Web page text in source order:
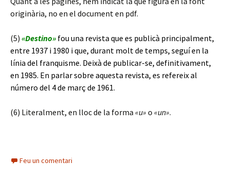
originària, no en el document en pdf.
(5) «Destino» fou una revista que es publicà principalment,
entre 1937 i 1980 i que, durant molt de temps, seguí en la
línia del franquisme. Deixà de publicar-se, definitivament,
en 1985. En parlar sobre aquesta revista, es refereix al
número del 4 de març de 1961.
(6) Literalment, en lloc de la forma «u» o «un».
Feu un comentari